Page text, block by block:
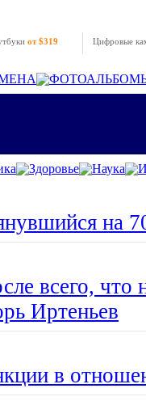
от $319 Цифровые
Здоровье Наука
на
всего, что
Иртеньев
в